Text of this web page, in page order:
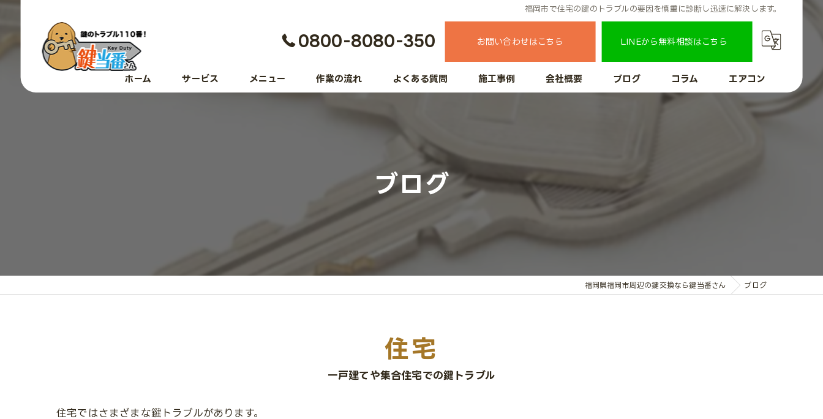
福岡市で住宅の鍵のトラブルの要因を慎重に診断し迅速に解決します。
0800-8080-350 お問い合わせはこちら LINEから無料相談はこちら
ホーム サービス メニュー 作業の流れ よくある質問 施工事例 会社概要 ブログ コラム エアコン
ブログ
福岡県福岡市周辺の鍵交換なら鍵当番さん ブログ
住宅
一戸建てや集合住宅での鍵トラブル
住宅ではさまざまな鍵トラブルがあります。